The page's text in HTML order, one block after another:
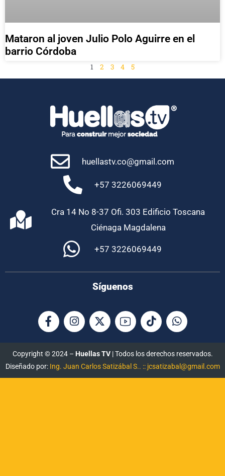
Mataron al joven Julio Polo Aguirre en el
barrio Córdoba
1 2 3 4 5
huellastv.co@gmail.com
+57 3226069449
Cra 14 No 8-37 Ofi. 303 Edificio Toscana
Ciénaga Magdalena
+57 3226069449
Síguenos
Copyright © 2024 – Huellas TV| Todos los derechos reservados.
Diseñado por: Ing. Juan Carlos Satizábal S.. :: jcsatizabal@gmail.com